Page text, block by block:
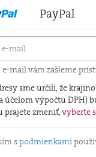
PayPal
mail vám zašleme
sme určili, že
účelom výpočtu DPH)
prajete zmeniť,vyberte
spodmienkami